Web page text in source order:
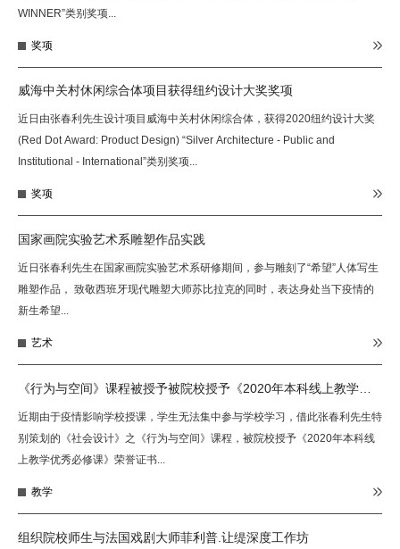
WINNER”类别奖项...
奖项
威海中关村休闲综合体项目获得纽约设计大奖奖项
近日由张春利先生设计项目威海中关村休闲综合体，获得2020纽约设计大奖
(Red Dot Award: Product Design) “Silver Architecture - Public and
Institutional - International”类别奖项...
奖项
国家画院实验艺术系雕塑作品实践
近日张春利先生在国家画院实验艺术系研修期间，参与雕刻了“希望”人体写生
雕塑作品， 致敬西班牙现代雕塑大师苏比拉克的同时，表达身处当下疫情的
新生希望...
艺术
近期由于疫情影响学校授课，学生无法集中参与学校学习，借此张春利先生特
别策划的《社会设计》之《行为与空间》课程，被院校授予《2020年本科线
上教学优秀必修课》荣誉证书...
教学
组织院校师生与法国戏剧大师菲利普.让缇深度工作坊